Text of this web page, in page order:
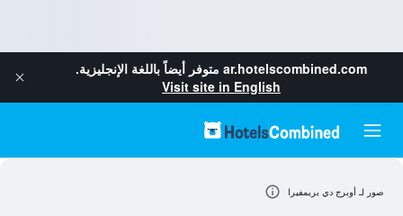
ar.hotelscombined.com متوفر أيضاً باللغة الإنجليزية.
Visit site in English
صور لـ أوبرج دي بريمفيرا